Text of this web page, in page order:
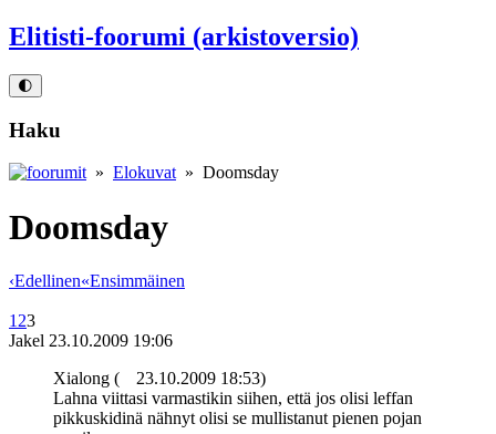
Elitisti-foorumi (arkistoversio)
🌓
Haku
» Elokuvat » Doomsday
Doomsday
‹Edellinen«Ensimmäinen
1 23
Jakel 23.10.2009 19:06
Xialong (
23.10.2009 18:53)
Lahna viittasi varmastikin siihen, että jos olisi leffan
pikkuskidinä nähnyt olisi se mullistanut pienen pojan